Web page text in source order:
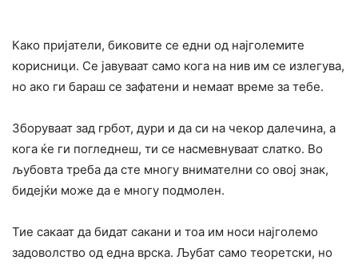
Како пријатели, биковите се едни од најголемите
корисници. Се јавуваат само кога на нив им се излегува,
но ако ги бараш се зафатени и немаат време за тебе.
Зборуваат зад грбот, дури и да си на чекор далечина, а
кога ќе ги погледнеш, ти се насмевнуваат слатко. Во
љубовта треба да сте многу внимателни со овој знак,
бидејќи може да е многу подмолен.
Тие сакаат да бидат сакани и тоа им носи најголемо
задоволство од една врска. Љубат само теоретски, но